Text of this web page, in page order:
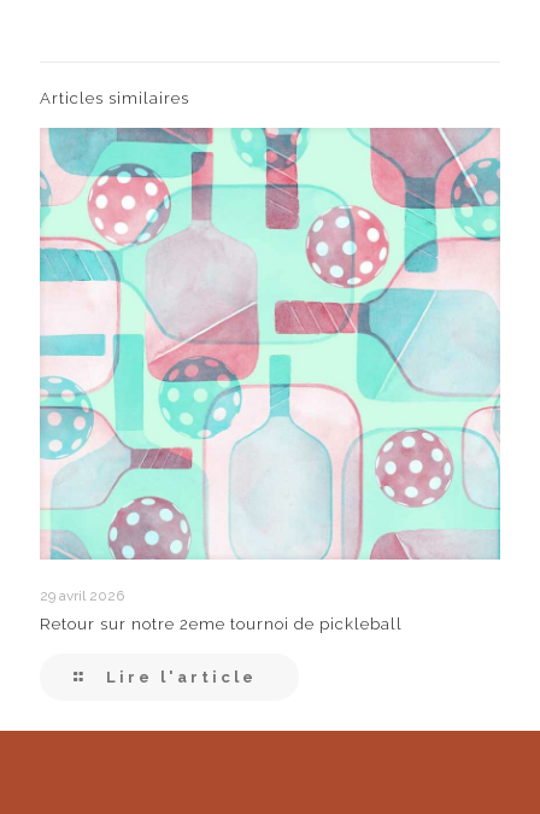
Articles similaires
29 avril 2026
Retour sur notre 2eme tournoi de pickleball
Lire l'article